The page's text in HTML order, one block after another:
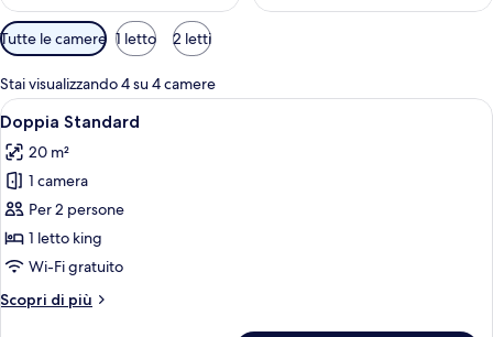
Filtri
disponibili
per
le
camere
Tutte le camere 1 letto 2 letti
Stai visualizzando 4 su 4 camere
Apri
tutte
le
foto
per
Doppia
Standard
Camera d'albergo con un letto
5
Doppia Standard
20 m²
1 camera
Per 2 persone
1 letto king
Wi-Fi gratuito
Scopri di più
Altri